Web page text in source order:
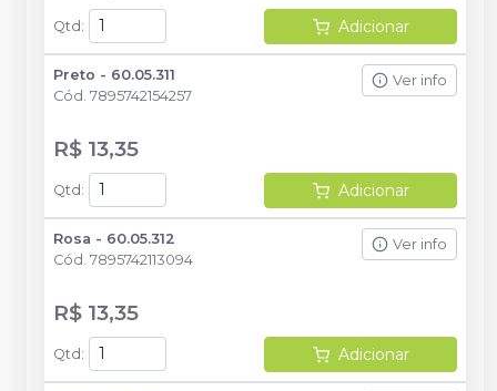
Qtd : Adicionar
Preto - 60.05.311
Cód. 7895742154257
Ver info
R$ 13,35
Qtd : Adicionar
Rosa - 60.05.312
Cód. 7895742113094
Ver info
R$ 13,35
Qtd : Adicionar